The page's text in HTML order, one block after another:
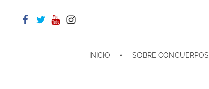
INICIO SOBRE CONCUERPOS